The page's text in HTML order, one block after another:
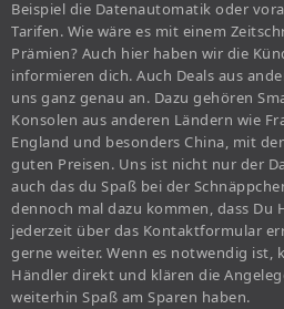
Beispiel die Datenautomatik oder
Tarifen. Wie wäre es mit einem
Prämien? Auch hier haben wir die
informieren dich. Auch Deals aus
uns ganz genau an. Dazu gehören
Konsolen aus anderen Ländern wie
England und besonders China, mit
guten Preisen. Uns ist nicht nur der
auch das du Spaß bei der
dennoch mal dazu kommen, dass Du
jederzeit über das Kontaktformular
gerne weiter. Wenn es notwendig ist,
Händler direkt und klären die
weiterhin Spaß am Sparen haben.